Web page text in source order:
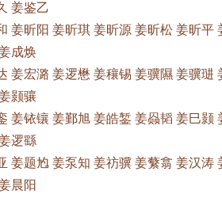
姜鉴乙
姜昕阳 姜昕琪 姜昕源 姜昕松 姜昕平
成焕
姜宏潞 姜逻懋 姜穰锡 姜骥隰 姜骥琎
颢骧
姜铱镶 姜鄞旭 姜皓錾 姜赑韬 姜巳颢
逻繇
姜题尥 姜泵知 姜祊骥 姜蘩翕 姜汉涛
晨阳